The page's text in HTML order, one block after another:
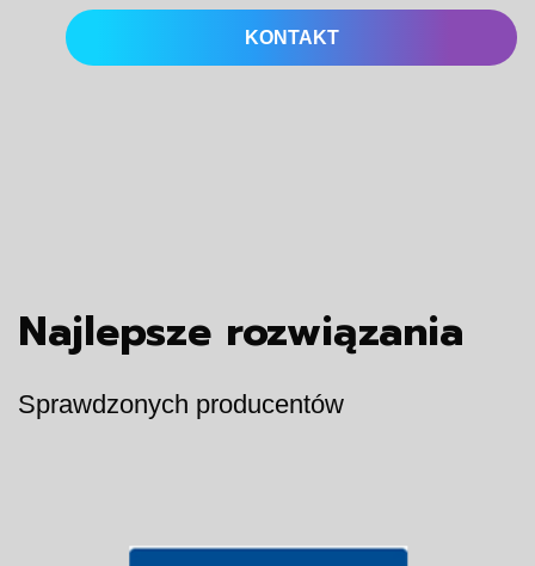
KONTAKT
Najlepsze rozwiązania
Sprawdzonych producentów